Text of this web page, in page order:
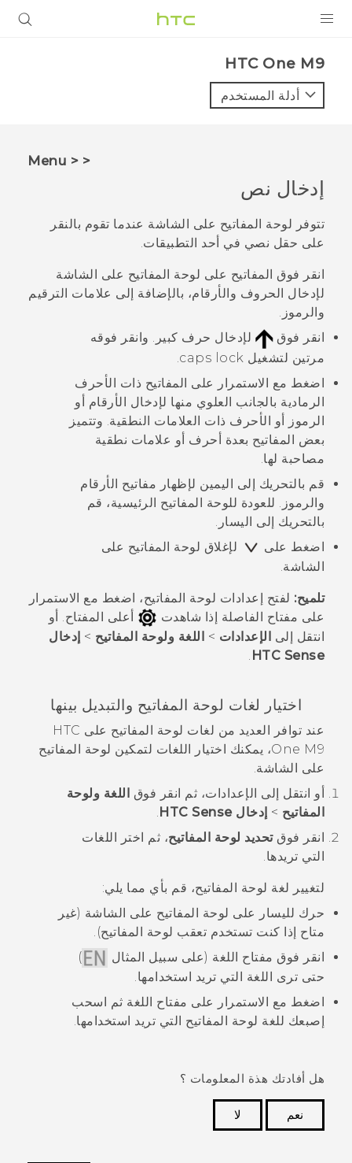
VIVE
VIVERSE
البرامج + التطبيقات
الدعم
أجهزة HTC والملحقات
HTC One M9‎
أدلة المستخدم
< < Menu
إدخال نص
تتوفر لوحة المفاتيح على الشاشة عندما تقوم بالنقر
على حقل نصي في أحد التطبيقات.
انقر فوق المفاتيح على لوحة المفاتيح على الشاشة
لإدخال الحروف والأرقام، بالإضافة إلى علامات الترقيم
والرموز.
انقر فوق
لإدخال حرف كبير. وانقر فوقه
مرتين لتشغيل caps lock.
اضغط مع الاستمرار على المفاتيح ذات الأحرف
الرمادية بالجانب العلوي منها لإدخال الأرقام أو
الرموز أو الأحرف ذات العلامات النطقية. وتتميز
بعض المفاتيح بعدة أحرف أو علامات نطقية
مصاحبة لها.
قم بالتحريك إلى اليمين لإظهار مفاتيح الأرقام
والرموز. للعودة للوحة المفاتيح الرئيسية، قم
بالتحريك إلى اليسار.
اضغط على
لإغلاق لوحة المفاتيح على
الشاشة.
تلميح: لفتح إعدادات لوحة المفاتيح، اضغط مع الاستمرار
على مفتاح الفاصلة إذا شاهدت
أعلى المفتاح. أو
انتقل إلى
الإعدادات > اللغة ولوحة المفاتيح > إدخال
HTC Sense
.
اختيار لغات لوحة المفاتيح والتبديل بينها
عند توافر العديد من لغات لوحة المفاتيح على HTC
One M9، يمكنك اختيار اللغات لتمكين لوحة المفاتيح
على الشاشة.
أو انتقل إلى الإعدادات، ثم انقر فوق اللغة ولوحة
المفاتيح > إدخال HTC Sense
.
انقر فوقتحديد لوحة المفاتيح، ثم اختر اللغات
التي تريدها.
لتغيير لغة لوحة المفاتيح، قم بأي مما يلي:
حرك لليسار على لوحة المفاتيح على الشاشة (غير
متاح إذا كنت تستخدم تعقب لوحة المفاتيح).
انقر فوق مفتاح اللغة (على سبيل المثال
)
حتى ترى اللغة التي تريد استخدامها.
اضغط مع الاستمرار على مفتاح اللغة ثم اسحب
إصبعك للغة لوحة المفاتيح التي تريد استخدامها.
هل أفادتك هذة المعلومات ؟
نعم
لا